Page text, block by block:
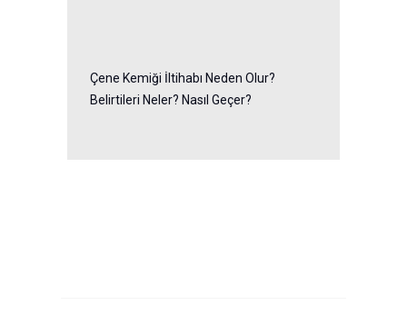
Çene Kemiği İltihabı Neden Olur?
Belirtileri Neler? Nasıl Geçer?